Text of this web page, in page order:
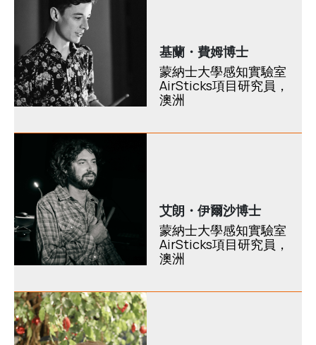
基蘭・費姆博士
蒙納士大學感知實驗室
AirSticks項目研究員，
澳洲
艾朗・伊爾沙博士
蒙納士大學感知實驗室
AirSticks項目研究員，
澳洲